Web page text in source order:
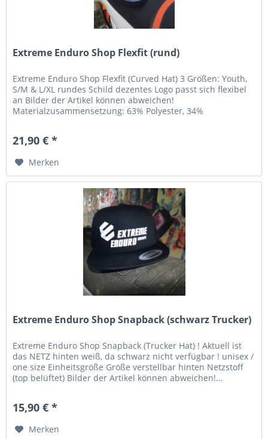
Extreme Enduro Shop Flexfit (rund)
Extreme Enduro Shop Flexfit (Curved Hat) 3 Größen: Youth,
S/M & L/XL rundes Schild dezentes Logo passt sich flexibel
an Bilder der Artikel können abweichen!
Materialzusammensetzung: 63% Polyester, 34%
21,90 € *
Merken
Extreme Enduro Shop Snapback (schwarz Trucker)
Extreme Enduro Shop Snapback (Trucker Hat) ! Aktuell ist
das NETZ hinten weiß, da schwarz nicht verfügbar ! unisex /
one size Einheitsgröße Größe verstellbar hinten Netzstoff
(top belüftet) Bilder der Artikel können abweichen!...
15,90 € *
Merken